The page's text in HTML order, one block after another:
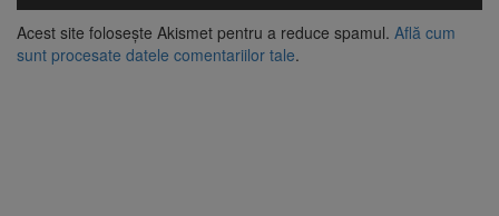
Acest site folosește Akismet pentru a reduce spamul. Află cum
sunt procesate datele comentariilor tale.